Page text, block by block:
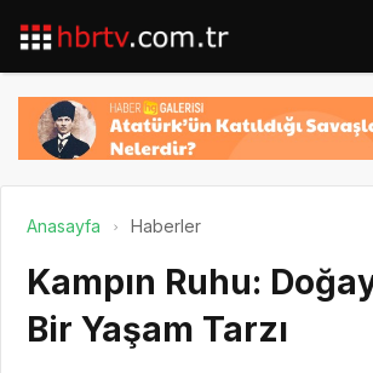
Anasayfa Haberler
Kampın Ruhu:
Bir Yaşam Tarzı